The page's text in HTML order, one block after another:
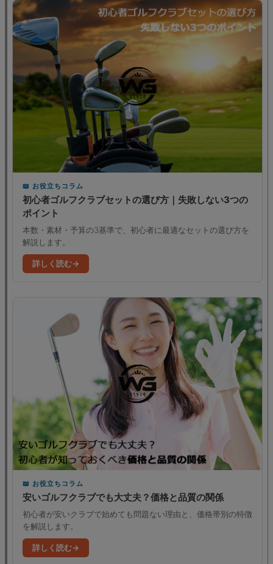
お役立ちコラム
初心者ゴルフクラブセットの選び方｜失敗しない3つの
ポイント
本数・素材・予算の3基準で、初心者に最適なセットの選び方を
解説します。
詳しく読む
お役立ちコラム
安いゴルフクラブでも大丈夫？価格と品質の関係
初心者が安いクラブで始めても問題ない理由と、価格帯別の特徴
を解説します。
詳しく読む